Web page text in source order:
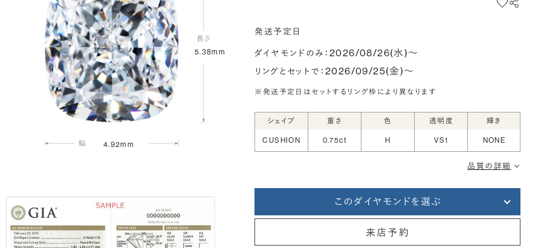
5.38mm
4.92mm
発送予定日
ダイヤモンドのみ： 2026/08/26(水)〜
リングとセットで： 2026/09/25(金)〜
※発送予定日はセットするリング枠により異なります
シェイプ 重さ 色 透明度 輝き
CUSHION 0.75ct H VS1 NONE
品質の詳細
このダイヤモンドを選ぶ
来店予約